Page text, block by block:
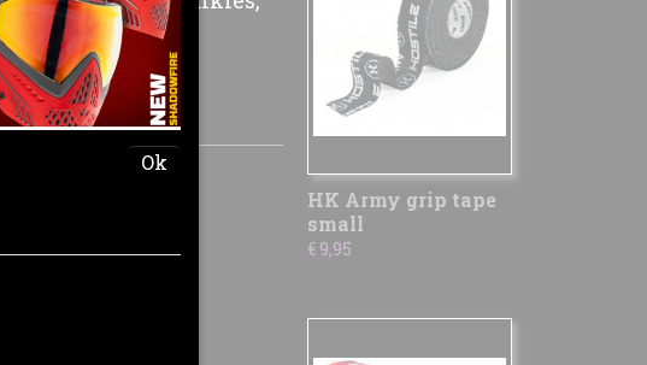
HK Army grip tape
small
€ 9,95
Ok